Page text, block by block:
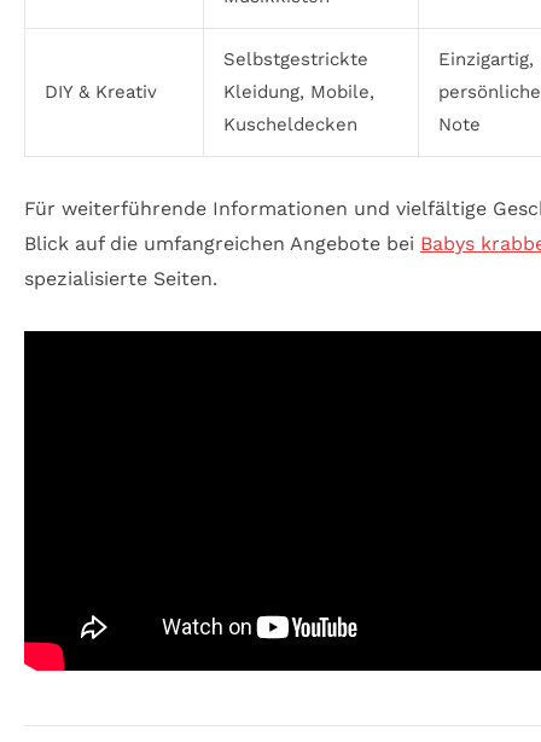
DIY & Kreativ
Selbstgestrickte
Kleidung, Mobile,
Kuscheldecken
Einzigartig,
persönliche
Note
Für weiterführende Informationen und vielfältige
Blick auf die umfangreichen Angebote bei Babys
spezialisierte Seiten.